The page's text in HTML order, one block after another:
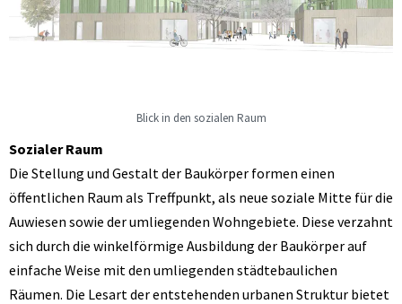
Blick in den sozialen Raum
Sozialer Raum
Die Stellung und Gestalt der Baukörper formen einen
öffentlichen Raum als Treffpunkt, als neue soziale Mitte für die
Auwiesen sowie der umliegenden Wohngebiete. Diese verzahnt
sich durch die winkelförmige Ausbildung der Baukörper auf
einfache Weise mit den umliegenden städtebaulichen
Räumen. Die Lesart der entstehenden urbanen Struktur bietet